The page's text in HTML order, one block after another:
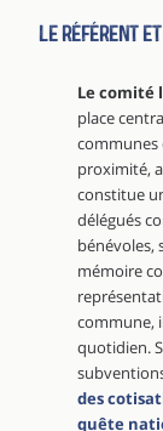
Le référent et
Le comité
place
communes
proximité,
constitue
délégués
bénévoles,
mémoire
commune,
quotidien.
des
quête